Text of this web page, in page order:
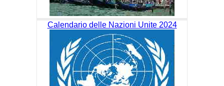
Calendario delle Nazioni Unite 2024